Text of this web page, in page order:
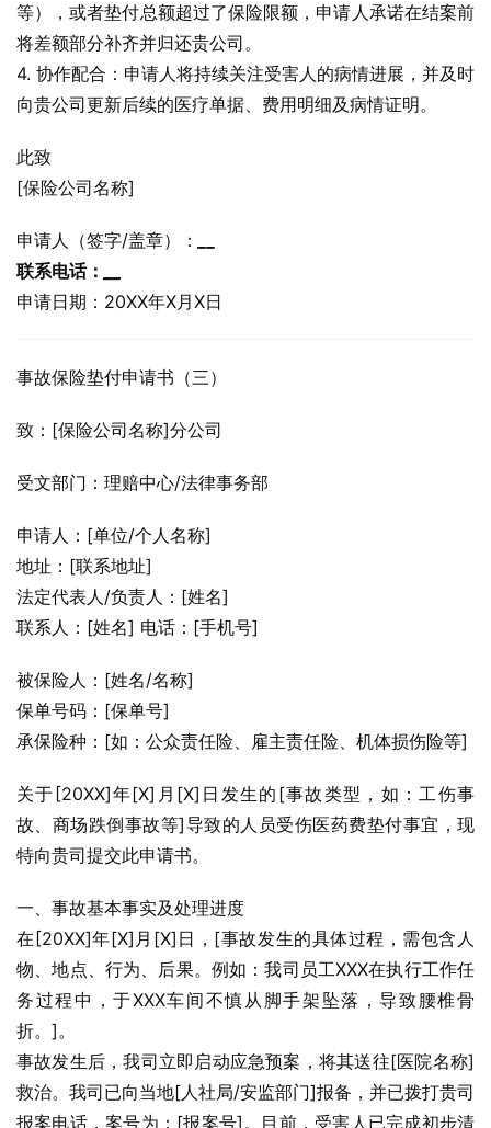
等），或者垫付总额超过了保险限额，申请人承诺在结案前
将差额部分补齐并归还贵公司。
4. 协作配合：申请人将持续关注受害人的病情进展，并及时
向贵公司更新后续的医疗单据、费用明细及病情证明。
此致
[保险公司名称]
申请人（签字/盖章）：
联系电话：
申请日期：20XX年X月X日
事故保险垫付申请书（三）
致：[保险公司名称]分公司
受文部门：理赔中心/法律事务部
申请人：[单位/个人名称]
地址：[联系地址]
法定代表人/负责人：[姓名]
联系人：[姓名] 电话：[手机号]
被保险人：[姓名/名称]
保单号码：[保单号]
承保险种：[如：公众责任险、雇主责任险、机体损伤险等]
关于[20XX]年[X]月[X]日发生的[事故类型，如：工伤事
故、商场跌倒事故等]导致的人员受伤医药费垫付事宜，现
特向贵司提交此申请书。
一、事故基本事实及处理进度
在[20XX]年[X]月[X]日，[事故发生的具体过程，需包含人
物、地点、行为、后果。例如：我司员工XXX在执行工作任
务过程中，于XXX车间不慎从脚手架坠落，导致腰椎骨
折。]。
事故发生后，我司立即启动应急预案，将其送往[医院名称]
救治。我司已向当地[人社局/安监部门]报备，并已拨打贵司
报案电话，案号为：[报案号]。目前，受害人已完成初步清